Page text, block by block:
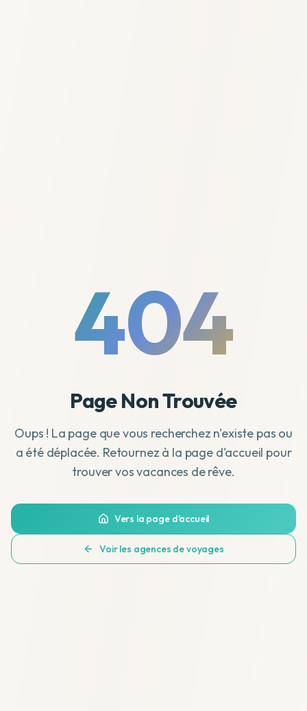
404
Page Non Trouvée
Oups ! La page que vous recherchez n'existe pas ou
a été déplacée. Retournez à la page d'accueil pour
trouver vos vacances de rêve.
Vers la page d'accueil
Voir les agences de voyages